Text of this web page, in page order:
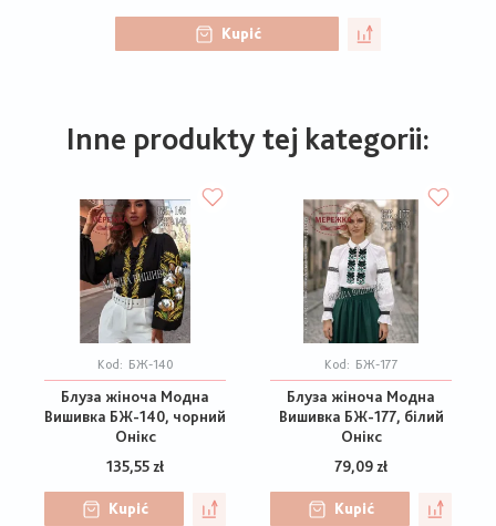
Kupić
Inne produkty tej kategorii:
Kod: БЖ-140
Блуза жіноча Модна
Вишивка БЖ-140, чорний
Онікс
135,55 zł
Kupić
Kod: БЖ-177
Блуза жіноча Модна
Вишивка БЖ-177, білий
Онікс
79,09 zł
Kupić